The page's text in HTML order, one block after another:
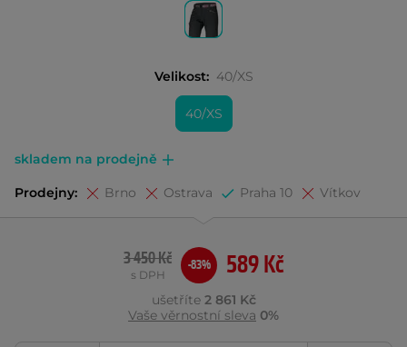
Velikost: 40/XS
40/XS
skladem na prodejně
Prodejny: Brno Ostrava Praha 10 Vítkov
589 Kč
3 450 Kč
s DPH
-83%
ušetříte 2 861 Kč
Vaše věrnostní sleva 0%